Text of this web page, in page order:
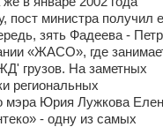
пост министра получил
зять Фадеева - Петр
«ЖАСО», где
грузов. На заметных
региональных
мэра Юрия Лужкова
- одну из самых